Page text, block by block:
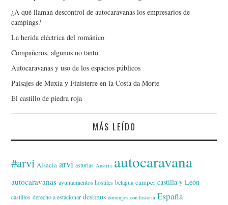
¿A qué llaman descontrol de autocaravanas los empresarios de
campings?
La herida eléctrica del románico
Compañeros, algunos no tanto
Autocaravanas y uso de los espacios públicos
Paisajes de Muxía y Finisterre en la Costa da Morte
El castillo de piedra roja
MÁS LEÍDO
#arvi Alsacia arvi asturias Austria autocaravana
autocaravanas ayuntamientos hostiles belagua camper castilla y León
castillos derecho a estacionar destinos domingos con historia España